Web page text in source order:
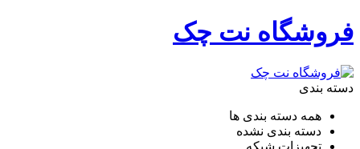
فروشگاه نت چک
دسته بندی
همه دسته بندی ها
دسته بندی نشده
تجهیزات شبکه